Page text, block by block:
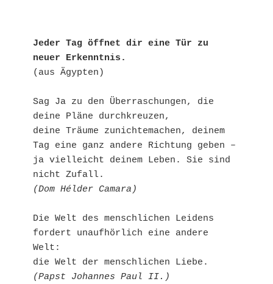
Jeder Tag öffnet dir eine Tür zu
neuer Erkenntnis.
(aus Ägypten)
Sag Ja zu den Überraschungen, die
deine Pläne durchkreuzen,
deine Träume zunichtemachen, deinem
Tag eine ganz andere Richtung geben –
ja vielleicht deinem Leben. Sie sind
(Dom Hélder Camara)
Die Welt des menschlichen Leidens
fordert unaufhörlich eine andere
Welt:
(Papst Johannes Paul II.)